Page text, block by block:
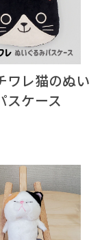
ワレ猫のぬい
スケース